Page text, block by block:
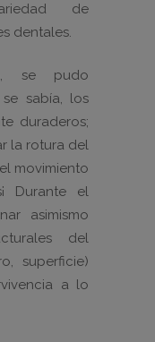
de
dentales.
se pudo
sabía, los
duraderos;
la rotura del
movimiento
Durante el
asimismo
del
superficie)
a lo